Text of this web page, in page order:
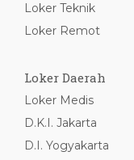
Loker Teknik
Loker Remot
Loker Daerah
Loker Medis
D.K.I. Jakarta
D.I. Yogyakarta